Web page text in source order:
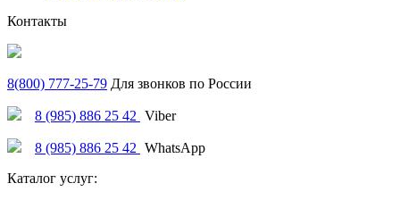
Контакты
8(800) 777-25-79 Для звонков по России
8 (985) 886 25 42 Viber
8 (985) 886 25 42 WhatsApp
Каталог услуг: